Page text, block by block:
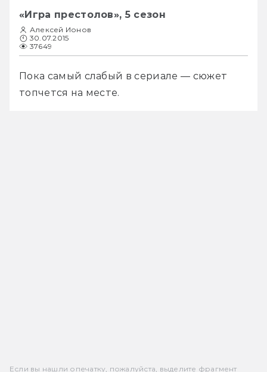
«Игра престолов», 5 сезон
Алексей Ионов
30.07.2015
37649
Пока самый слабый в сериале — сюжет
топчется на месте.
Если вы нашли опечатку, пожалуйста, выделите фрагмент